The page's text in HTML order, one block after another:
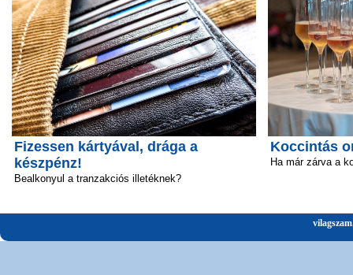
Fizessen kártyával, drága a
készpénz!
Bealkonyul a tranzakciós illetéknek?
Koccintás
Ha már zárva a